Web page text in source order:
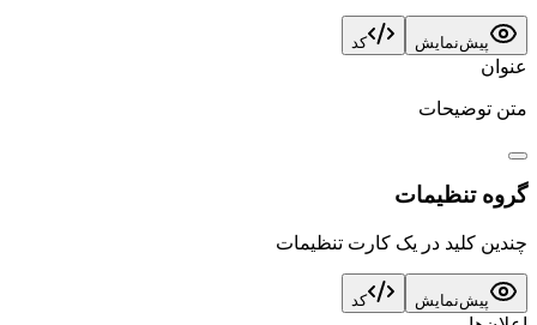
پیش‌نمایش کد
عنوان
متن توضیحات
گروه تنظیمات
چندین کلید در یک کارت تنظیمات
پیش‌نمایش کد